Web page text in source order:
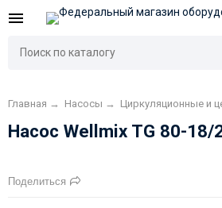
Главная → Насосы → Циркуляционные и
Насос Wellmix TG 80-18/
Поделиться